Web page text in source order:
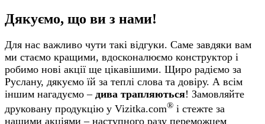
Дякуємо, що ви з нами!
Для нас важливо чути такі відгуки. Саме завдяки вам
ми стаємо кращими, вдосконалюємо конструктор і
робимо нові акції ще цікавішими. Щиро радіємо за
Руслану, дякуємо їй за теплі слова та довіру. А всім
іншим нагадуємо – дива трапляються! Замовляйте
друковану продукцію у Vizitka.com® і стежте за
нашими акціями – наступного разу переможцем